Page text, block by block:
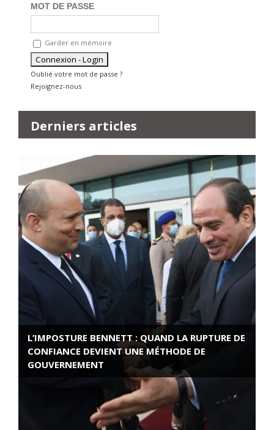
MOT DE PASSE
Garder en mémoire
Oublié votre mot de passe ?
Rejoignez-nous
Derniers articles
L’IMPOSTURE BENNETT : QUAND LA RUPTURE DE
CONFIANCE DEVIENT UNE MÉTHODE DE
GOUVERNEMENT
ROSE VALLAND, HEROÏNE DE LA RESISTANCE